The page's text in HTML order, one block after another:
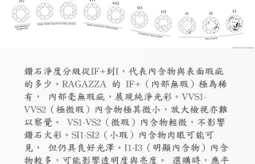
鑽石淨度分級從IF+到I，代表內含物與表面瑕疵
的多少。RAGAZZA 的 IF+（內部無瑕）極為稀
有， 內部毫無瑕疵，展現純淨光彩。VVS1-
VVS2（極微瑕）內含物極其微小，放大檢視亦難
以察覺。 VS1-VS2（微瑕）內含物輕微，不影響
鑽石火彩。SI1-SI2（小瑕）內含物肉眼可能可
見， 但仍具良好光澤。I1-I3（明顯內含物）內含
物較多，可能影響透明度與亮度。 選購時，應平